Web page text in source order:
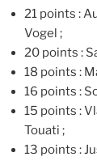
21 points :
Vogel ;
20 points :
18 points :
16 points :
15 points :
Touati ;
13 points :